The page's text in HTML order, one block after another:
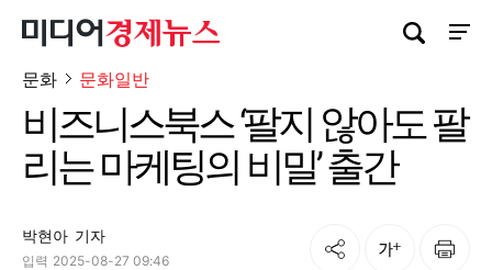
사이
검색창 열기
문화 문화일반
비즈니스북스 ‘팔지 않아도 팔
리는 마케팅의 비밀’ 출간
박현아 기자
입력 2025-08-27 09:46
공유 글자크기 인쇄